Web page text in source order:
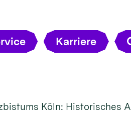
Karriere
Köln: Historisches